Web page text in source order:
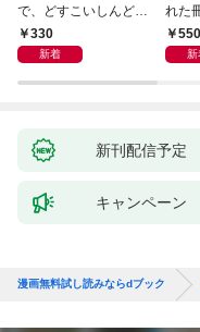
で、どすこいしんどみ
日記330
新着
れた
―550
新
新刊配信予定
キャンペーン
漫画無料試し読みならdブック